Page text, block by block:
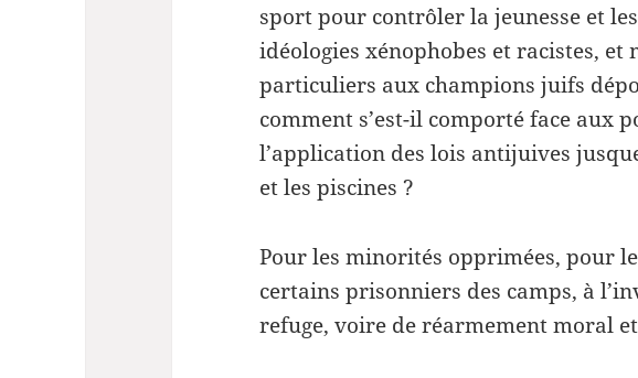
sport pour contrôler la jeunesse et
idéologies xénophobes et racistes, et
particuliers aux champions juifs
comment s’est-il comporté face aux
l’application des lois antijuives
et les piscines ?
Pour les minorités opprimées, pour
certains prisonniers des camps, à
refuge, voire de réarmement moral